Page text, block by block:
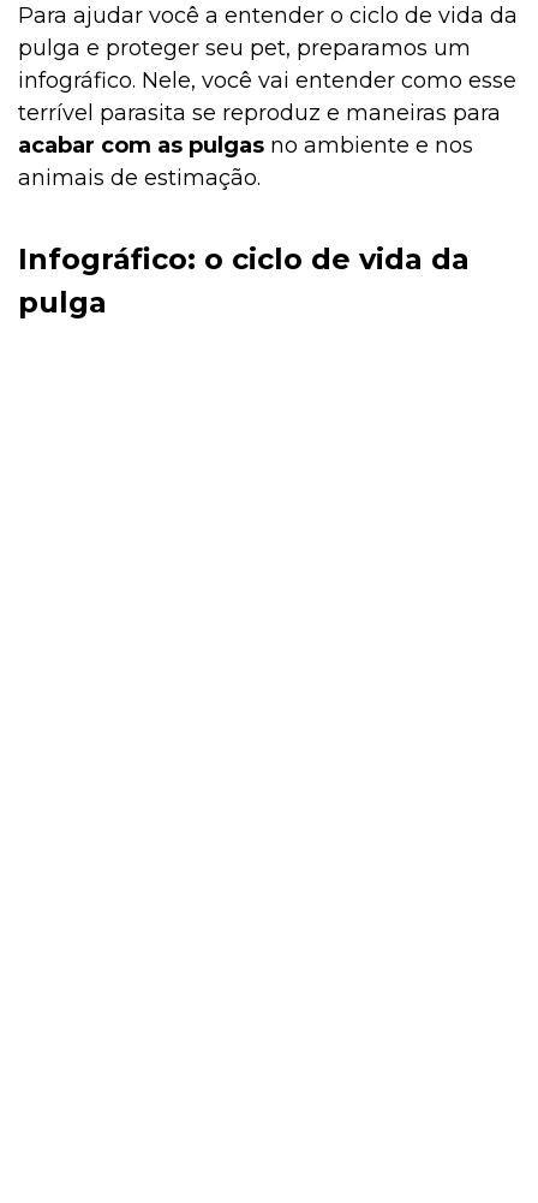
Para ajudar você a entender o ciclo de vida da
pulga e proteger seu pet, preparamos um
infográfico. Nele, você vai entender como esse
terrível parasita se reproduz e maneiras para
acabar com as pulgas no ambiente e nos
animais de estimação.
Infográfico: o ciclo de vida da
pulga